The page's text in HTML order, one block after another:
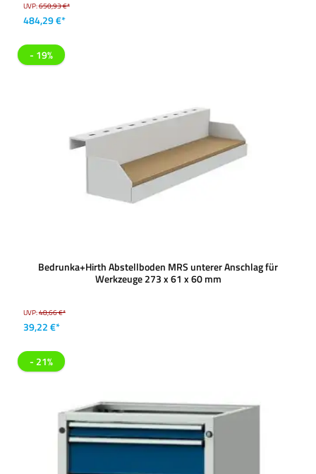
UVP:650,93 €*
484,29 €*
- 19%
Bedrunka+Hirth Abstellboden MRS unterer Anschlag für
Werkzeuge 273 x 61 x 60 mm
UVP:48,66 €*
39,22 €*
- 21%